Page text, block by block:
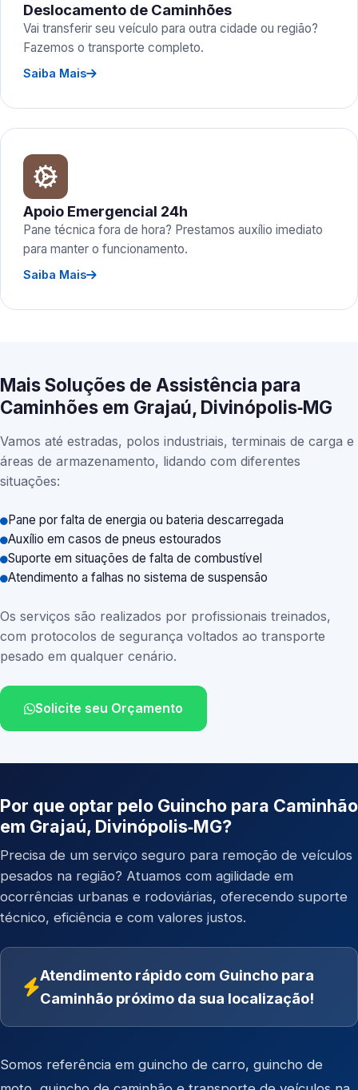
Deslocamento de Caminhões
Vai transferir seu veículo para outra cidade ou região?
Fazemos o transporte completo.
Saiba Mais
Apoio Emergencial 24h
Pane técnica fora de hora? Prestamos auxílio imediato
para manter o funcionamento.
Saiba Mais
Mais Soluções de Assistência para
Caminhões em Grajaú, Divinópolis‑MG
Vamos até estradas, polos industriais, terminais de carga e
áreas de armazenamento, lidando com diferentes
situações:
Pane por falta de energia ou bateria descarregada
Auxílio em casos de pneus estourados
Suporte em situações de falta de combustível
Atendimento a falhas no sistema de suspensão
Os serviços são realizados por profissionais treinados,
com protocolos de segurança voltados ao transporte
pesado em qualquer cenário.
Solicite seu Orçamento
Por que optar pelo Guincho para Caminhão
em Grajaú, Divinópolis‑MG?
Precisa de um serviço seguro para remoção de veículos
pesados na região? Atuamos com agilidade em
ocorrências urbanas e rodoviárias, oferecendo suporte
técnico, eficiência e com valores justos.
Atendimento rápido com Guincho para
Caminhão próximo da sua localização!
Somos referência em guincho de carro, guincho de